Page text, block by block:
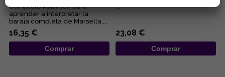
Completo volumen para
aprender a interpretar la
baraja completa de Marsella....
16,35 €
Comprar
...
23,08 €
Comprar